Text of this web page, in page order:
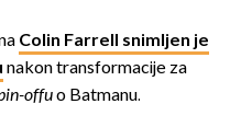
Colin Farrell snimljen je
nakon transformacije za
offuo Batmanu.